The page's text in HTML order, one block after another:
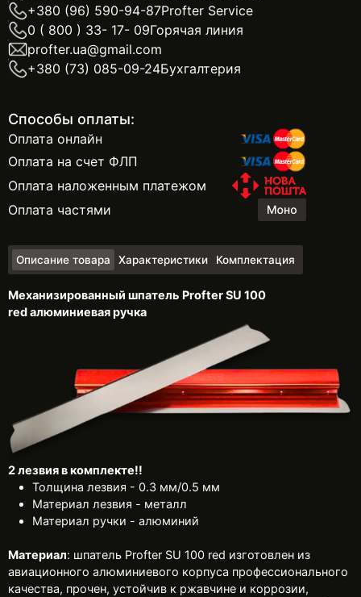
+380 (96) 590-94-87Profter Service
0 ( 800 ) 33- 17- 09Горячая линия
profter.ua@gmail.com
+380 (73) 085-09-24Бухгалтерия
Способы оплаты:
Оплата онлайн
Оплата на счет ФЛП
Оплата наложенным платежом
Оплата частями
Описание товара Характеристики Комплектация
Механизированный шпатель Profter SU 100
red алюминиевая ручка
2 лезвия в комплекте!!
Толщина лезвия - 0.3 мм/0.5 мм
Материал лезвия - металл
Материал ручки - алюминий
Материал: шпатель Profter SU 100 red изготовлен из
авиационного алюминиевого корпуса профессионального
качества, прочен, устойчив к ржавчине и коррозии,